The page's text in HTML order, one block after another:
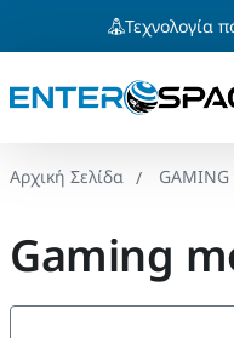
Τεχνολογία
GAMING
Gaming